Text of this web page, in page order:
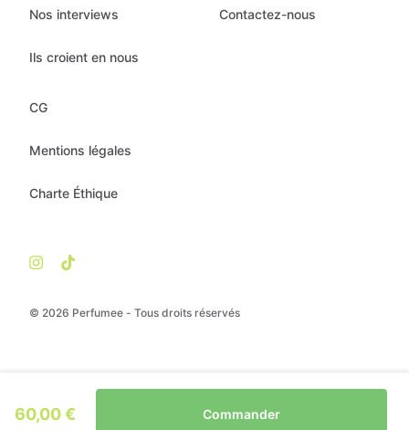
60,00 € Commander
© 2026 Perfumee - Tous droits réservés
Nos interviews
Ils croient en nous
Contactez-nous
CG
Mentions légales
Charte Éthique